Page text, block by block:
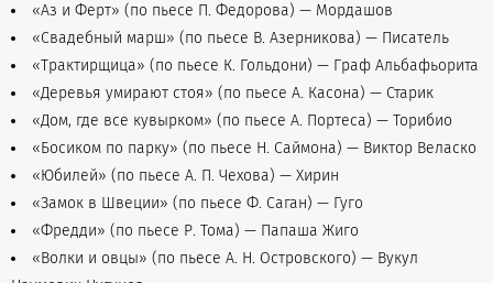
«Аз и Ферт» (по пьесе П. Федорова) — Мордашов
«Свадебный марш» (по пьесе В. Азерникова) — Писатель
«Трактирщица» (по пьесе К. Гольдони) — Граф Альбафьорита
«Деревья умирают стоя» (по пьесе А. Касона) — Старик
«Дом, где все кувырком» (по пьесе А. Портеса) — Торибио
«Босиком по парку» (по пьесе Н. Саймона) — Виктор Веласко
«Юбилей» (по пьесе А. П. Чехова) — Хирин
«Замок в Швеции» (по пьесе Ф. Саган) — Гуго
«Фредди» (по пьесе Р. Тома) — Папаша Жиго
«Волки и овцы» (по пьесе А. Н. Островского) — Вукул